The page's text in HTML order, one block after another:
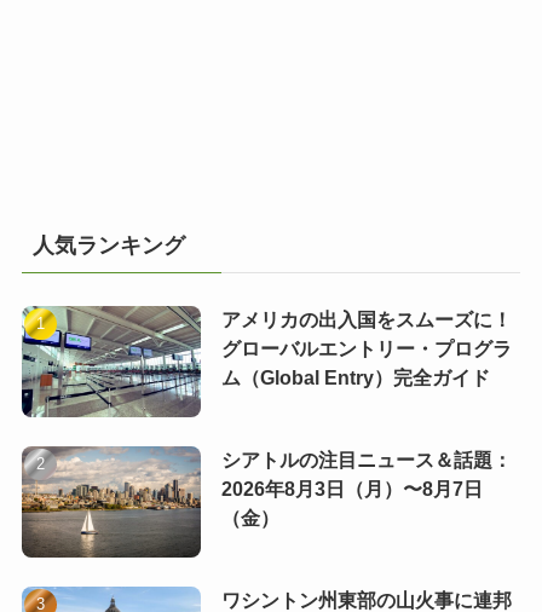
人気ランキング
アメリカの出入国をスムーズに！
グローバルエントリー・プログラ
ム（Global Entry）完全ガイド
シアトルの注目ニュース＆話題：
2026年8月3日（月）〜8月7日
（金）
ワシントン州東部の山火事に連邦